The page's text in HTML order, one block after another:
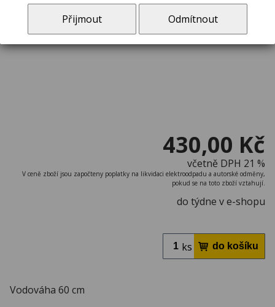
430,00 Kč
včetně DPH 21 %
V ceně zboží jsou započteny poplatky na likvidaci elektroodpadu a autorské odměny,
pokud se na toto zboží vztahují.
do týdne v e-shopu
ks
Vodováha 60 cm
Přijmout Odmítnout